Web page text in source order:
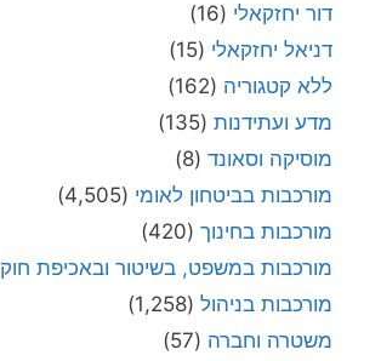
דור יחזקאלי (16)
דניאל יחזקאלי (15)
ללא קטגוריה (162)
מדע ועתידנות (135)
מוסיקה וסאונד (8)
מורכבות בביטחון לאומי (4,505)
מורכבות בחינוך (420)
מורכבות במשפט, בשיטור ובאכיפת חוק
מורכבות בניהול (1,258)
משטרה וחברה (57)